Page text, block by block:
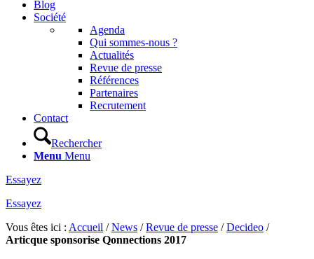
Blog
Société
Agenda
Qui sommes-nous ?
Actualités
Revue de presse
Références
Partenaires
Recrutement
Contact
Rechercher
Menu Menu
Essayez
Essayez
Vous êtes ici : Accueil /News /Revue de presse /Decideo /
Articque sponsorise Qonnections 2017